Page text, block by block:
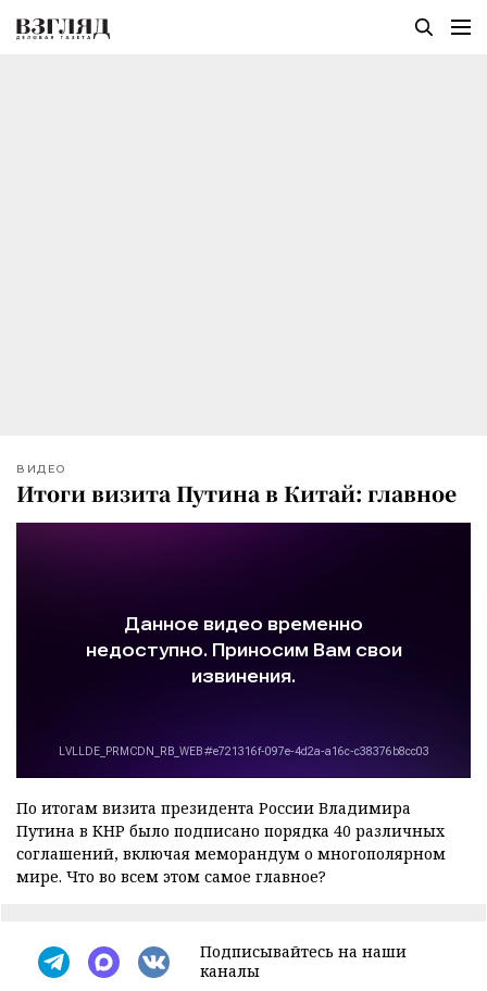
ВИДЕО
Итоги визита Путина в Китай: главное
По итогам визита президента России Владимира
Путина в КНР было подписано порядка 40 различных
соглашений, включая меморандум о многополярном
мире. Что во всем этом самое главное?
Подписывайтесь на наши
каналы